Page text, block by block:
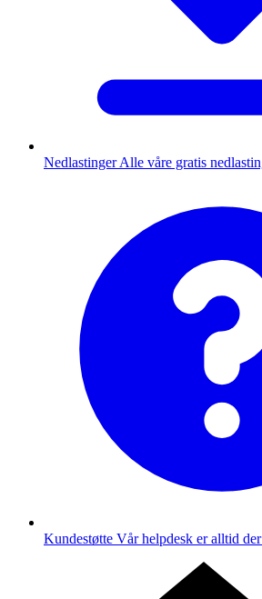
Nedlastinger Alle våre gratis
Kundestøtte Vår helpdesk er alltid